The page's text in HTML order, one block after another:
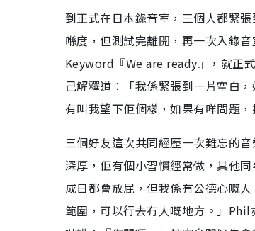
到正式在日本錄音室，三個人都緊
喺度，但測試完離開，再一次入錄
Keyword『We are ready』，就正
己解釋道：「我係緊張到一片空白
有叫我望下佢個樣，如果有咩問題，
三個好友這次共同經歷一次難忘的
深厚，佢有個小習慣經常做，其他
成日都會放屁，但我係有公德心嘅
範圍，可以行去冇人嘅地方。」